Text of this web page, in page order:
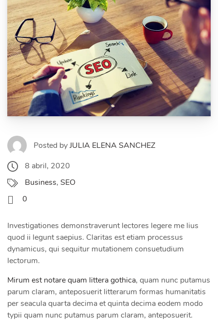
Posted byJULIA ELENA SANCHEZ
8 abril, 2020
Business, SEO
0
Investigationes demonstraverunt lectores legere me lius
quod ii legunt saepius. Claritas est etiam processus
dynamicus, qui sequitur mutationem consuetudium
lectorum.
Mirum est notare quam littera gothica, quam nunc putamus
parum claram, anteposuerit litterarum formas humanitatis
per seacula quarta decima et quinta decima eodem modo
typii quam nunc putamus parum claram, anteposuerit.